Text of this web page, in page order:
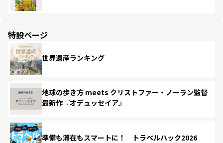
特設ページ
世界遺産ランキング
地球の歩き方 meets クリストファー・ノーラン監督
最新作『オデュッセイア』
準備も滞在もスマートに！ トラベルハック2026